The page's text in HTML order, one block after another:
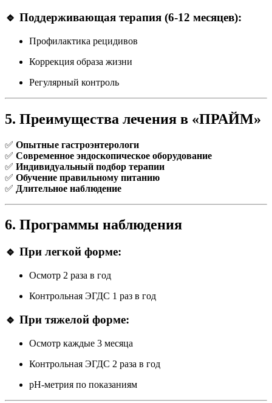
🔹 Поддерживающая терапия (6-12 месяцев):
Профилактика рецидивов
Коррекция образа жизни
Регулярный контроль
5. Преимущества лечения в «ПРАЙМ»
✅ Опытные гастроэнтерологи
✅ Современное эндоскопическое оборудование
✅ Индивидуальный подбор терапии
✅ Обучение правильному питанию
✅ Длительное наблюдение
6. Программы наблюдения
🔹 При легкой форме:
Осмотр 2 раза в год
Контрольная ЭГДС 1 раз в год
🔹 При тяжелой форме:
Осмотр каждые 3 месяца
Контрольная ЭГДС 2 раза в год
pH-метрия по показаниям